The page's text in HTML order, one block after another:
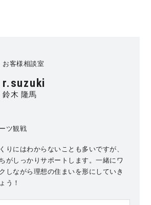
タジオ
スタッフブログ
土地情報
お客様相談室
r.suzuki
鈴木 隆馬
ツ観戦
りにはわからないことも多いですが、
がしっかりサポートします。一緒にワ
しながら理想の住まいを形にしていき
う！